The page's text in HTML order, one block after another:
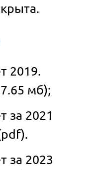
2019.
мб);
за 2021
за 2023